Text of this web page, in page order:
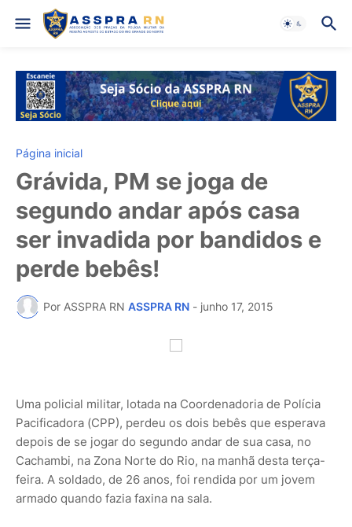
Página inicial
Grávida, PM se joga de
segundo andar após casa
ser invadida por bandidos e
perde bebês!
Por ASSPRA RN ASSPRA RN - junho 17, 2015
Uma policial militar, lotada na Coordenadoria de Polícia
Pacificadora (CPP), perdeu os dois bebês que esperava
depois de se jogar do segundo andar de sua casa, no
Cachambi, na Zona Norte do Rio, na manhã desta terça-
feira. A soldado, de 26 anos, foi rendida por um jovem
armado quando fazia faxina na sala.